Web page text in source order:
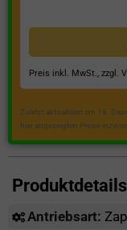
Preis inkl. MwSt., zzgl.
Zuletzt aktualisiert am 18.
hier angezeigten Preise
Antriebsart: